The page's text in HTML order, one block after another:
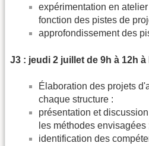
expérimentation en
fonction des pistes de
approfondissement des
J3 : jeudi 2 juillet de 9h à 12h
Élaboration des projets
chaque structure :
présentation et
les méthodes envisagées
identification des